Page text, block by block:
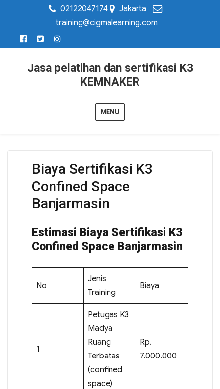
02122047174
Jakarta
training@cigmalearning.com
Jasa pelatihan dan sertifikasi K3
KEMNAKER
MENU
Biaya Sertifikasi K3
Confined Space
Banjarmasin
Estimasi Biaya Sertifikasi K3
Confined Space Banjarmasin
No
Jenis
Training
Biaya
1
Petugas K3
Madya
Ruang
Terbatas
(confined
space)
Rp.
7.000.000